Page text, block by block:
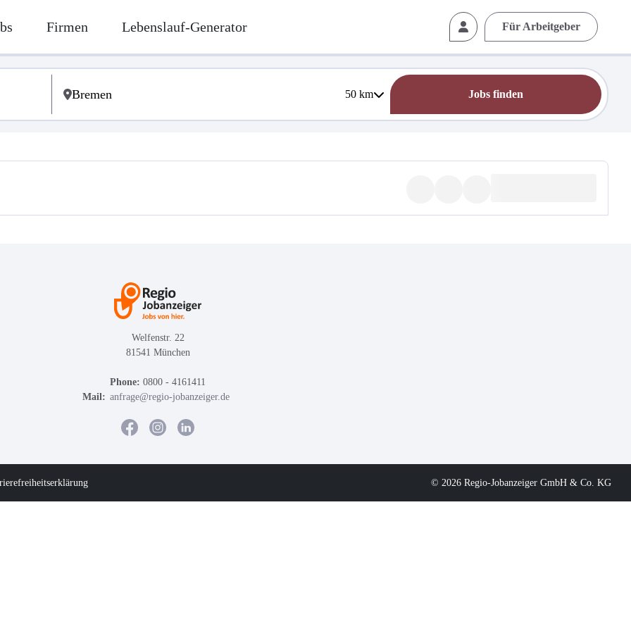
Firmen Lebenslauf-Generator Für Arbeitgeber
50km Jobs finden
Welfenstr. 22
81541 München
Phone: 0800 - 4161411
Mail: anfrage@regio-jobanzeiger.de
© 2026 Regio-Jobanzeiger GmbH & Co. KG